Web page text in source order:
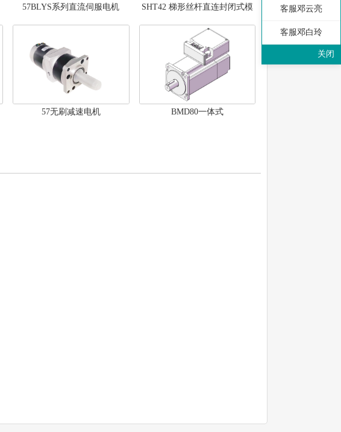
57BLYS系列直流伺服电机
SHT42 梯形丝杆直连封闭式模
57无刷减速电机 BMD80一体式
客服邓云亮
客服邓白玲
关闭